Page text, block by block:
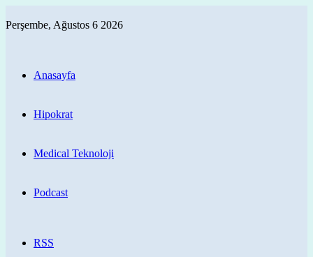
Perşembe, Ağustos 6 2026
Anasayfa
Hipokrat
Medical Teknoloji
Podcast
RSS